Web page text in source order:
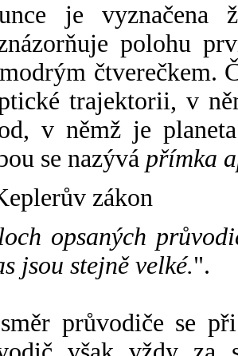
je vyznačena
polohu
čtverečkem.
trajektorii, v
v němž je
se nazývá přímka
zákon
opsaných
jsou stejně velké.".
průvodiče se